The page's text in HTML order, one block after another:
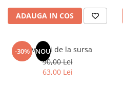
Literatura Scolara
Lecturi Scolare
Lumea Copilariei
Ma pregatesc pentru scoala
ADAUGA IN COS
-30% NOU
Revelatii de la sursa
90,00 Lei
63,00 Lei